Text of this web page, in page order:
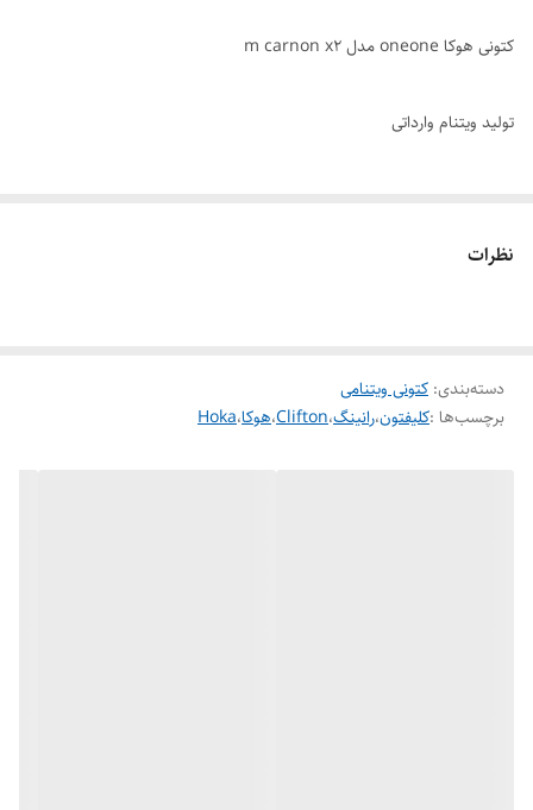
قابلیت تنفس پذیری
کتونی هوکا oneone مدل m carnon x2
تولید ویتنام وارداتی
نظرات
دسته‌بندی: کتونی ویتنامی
برچسب‌ها :کلیفتون،رانینگ،Clifton،هوکا،Hoka